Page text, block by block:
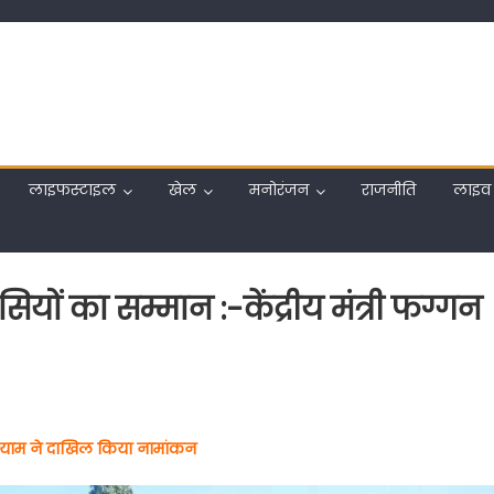
लाइफस्टाइल खेल मनोरंजन राजनीति लाइव
का सम्मान :-केंद्रीय मंत्री फग्गन
ने दाखिल किया नामांकन